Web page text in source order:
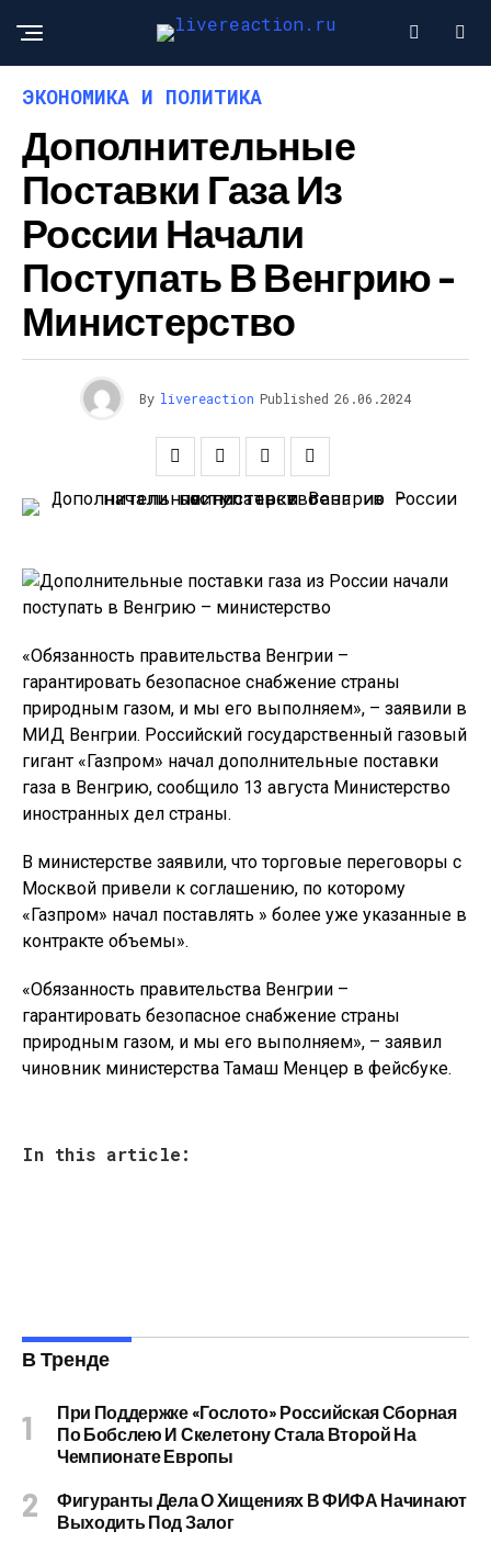
ЭКОНОМИКА И ПОЛИТИКА
Дополнительные
Поставки Газа Из
России Начали
Поступать В Венгрию –
Министерство
By livereaction Published 26.06.2024
«Обязанность правительства Венгрии –
гарантировать безопасное снабжение страны
природным газом, и мы его выполняем», – заявили в
МИД Венгрии. Российский государственный газовый
гигант «Газпром» начал дополнительные поставки
газа в Венгрию, сообщило 13 августа Министерство
иностранных дел страны.
В министерстве заявили, что торговые переговоры с
Москвой привели к соглашению, по которому
«Газпром» начал поставлять » более уже указанные в
контракте объемы».
«Обязанность правительства Венгрии –
гарантировать безопасное снабжение страны
природным газом, и мы его выполняем», – заявил
чиновник министерства Тамаш Менцер в фейсбуке.
In this article:
В Тренде
При Поддержке «Гослото» Российская Сборная
По Бобслею И Скелетону Стала Второй На
Чемпионате Европы
Фигуранты Дела О Хищениях В ФИФА Начинают
Выходить Под Залог